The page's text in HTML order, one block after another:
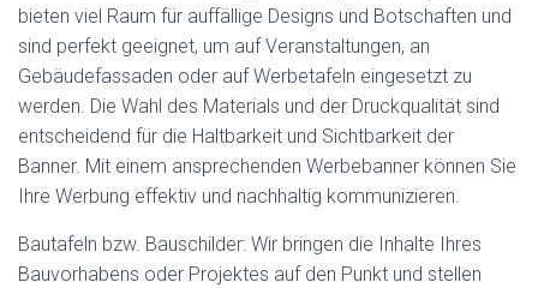
bieten viel Raum für auffällige Designs und Botschaften und
sind perfekt geeignet, um auf Veranstaltungen, an
Gebäudefassaden oder auf Werbetafeln eingesetzt zu
werden. Die Wahl des Materials und der Druckqualität sind
entscheidend für die Haltbarkeit und Sichtbarkeit der
Banner. Mit einem ansprechenden Werbebanner können Sie
Ihre Werbung effektiv und nachhaltig kommunizieren.
Bautafeln bzw. Bauschilder: Wir bringen die Inhalte Ihres
Bauvorhabens oder Projektes auf den Punkt und stellen